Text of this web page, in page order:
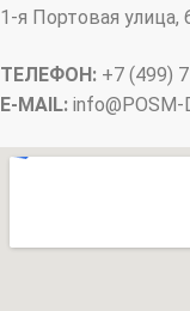
1-я Портовая улица,
ТЕЛЕФОН: +7 (499)
E-MAIL: info@POSM-